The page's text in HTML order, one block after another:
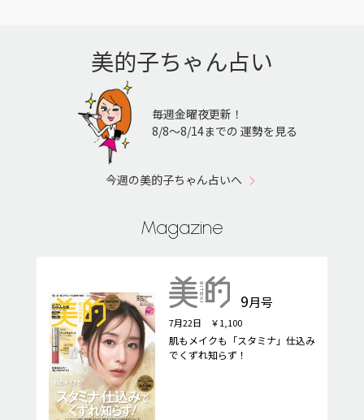
美的子ちゃん占い
毎週金曜夜更新！
8/8〜8/14までの 運勢を見る
今週の美的子ちゃん占いへ
Magazine
9月号
7月22日 ￥1,100
肌もメイクも「スタミナ」仕込み
でくずれ知らず！